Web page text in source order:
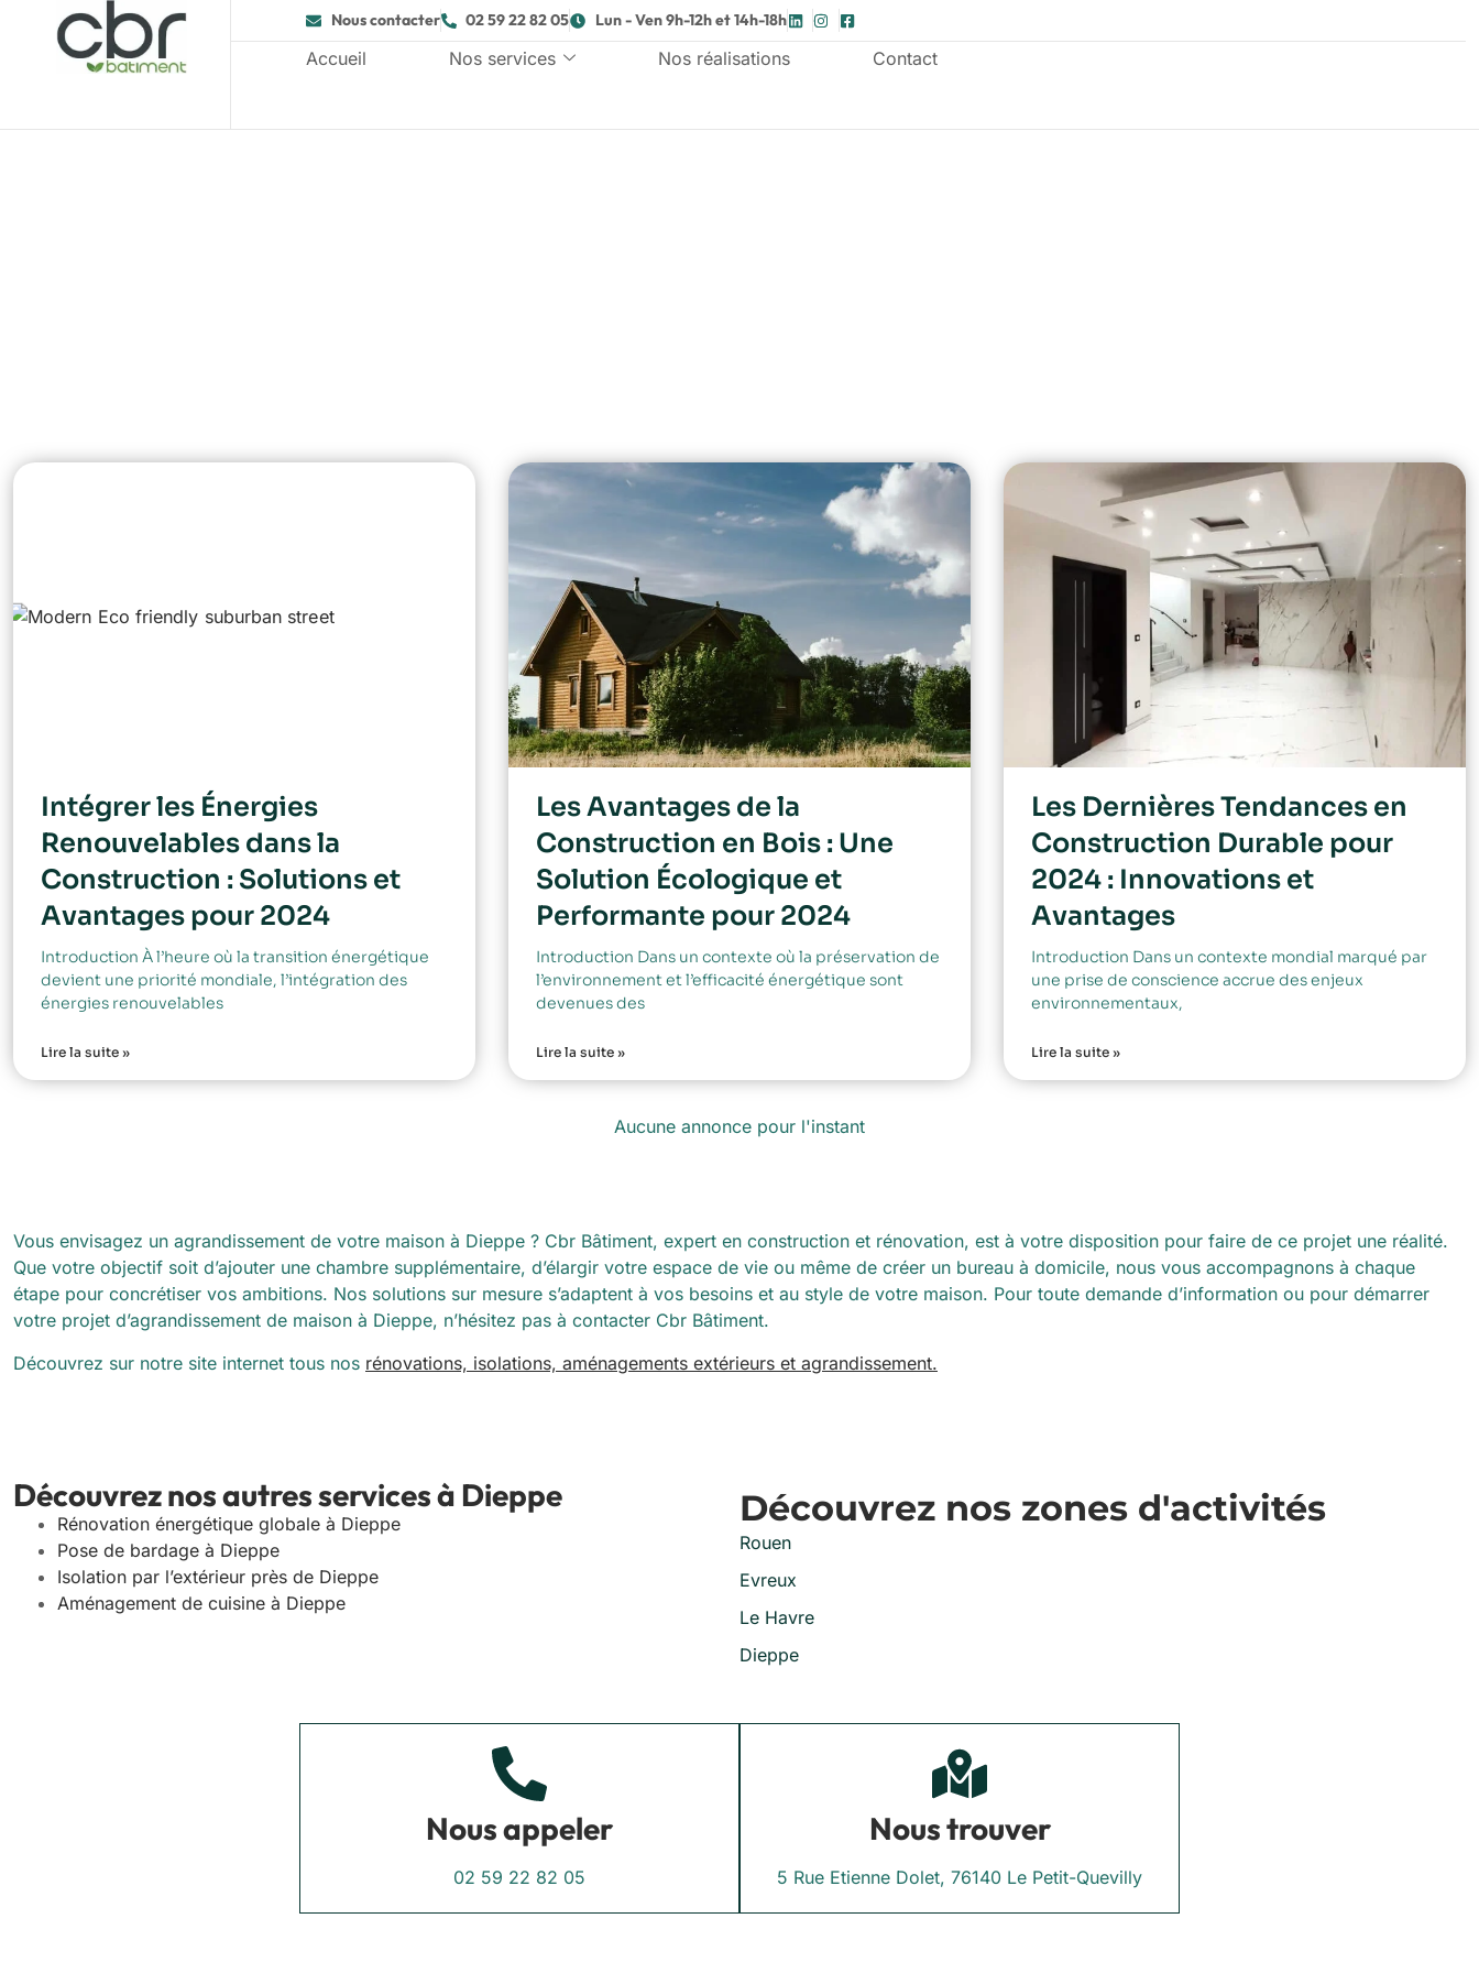
Nous contacter 02 59 22 82 05 Lun - Ven 9h-12h et 14h-18h
Accueil Nos services Nos réalisations Contact
Intégrer les Énergies
Renouvelables dans la
Construction : Solutions et
Avantages pour 2024
Introduction À l’heure où la transition énergétique
devient une priorité mondiale, l’intégration des
énergies renouvelables
Lire la suite »
Les Avantages de la
Construction en Bois : Une
Solution Écologique et
Performante pour 2024
Introduction Dans un contexte où la préservation de
l’environnement et l’efficacité énergétique sont
devenues des
Lire la suite »
Les Dernières Tendances en
Construction Durable pour
2024 : Innovations et
Avantages
Introduction Dans un contexte mondial marqué par
une prise de conscience accrue des enjeux
environnementaux,
Lire la suite »
Aucune annonce pour l'instant
Vous envisagez un agrandissement de votre maison à Dieppe ? Cbr Bâtiment, expert en construction et rénovation, est à votre disposition pour faire de ce projet une réalité.
Que votre objectif soit d’ajouter une chambre supplémentaire, d’élargir votre espace de vie ou même de créer un bureau à domicile, nous vous accompagnons à chaque
étape pour concrétiser vos ambitions. Nos solutions sur mesure s’adaptent à vos besoins et au style de votre maison. Pour toute demande d’information ou pour démarrer
votre projet d’agrandissement de maison à Dieppe, n’hésitez pas à contacter Cbr Bâtiment.
Découvrez sur notre site internet tous nos rénovations, isolations, aménagements extérieurs et agrandissement.
Découvrez nos autres services à Dieppe
Rénovation énergétique globale à Dieppe
Pose de bardage à Dieppe
Isolation par l’extérieur près de Dieppe
Aménagement de cuisine à Dieppe
Découvrez nos zones d'activités
Rouen
Evreux
Le Havre
Dieppe
Nous appeler
02 59 22 82 05
Nous trouver
5 Rue Etienne Dolet, 76140 Le Petit-Quevilly